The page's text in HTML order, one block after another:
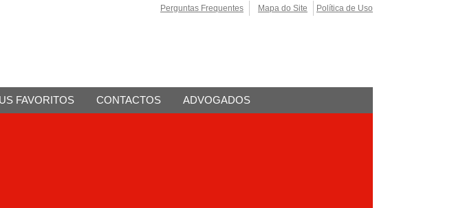
Perguntas Frequentes Mapa do Site Política de Uso
FAVORITOS CONTACTOS ADVOGADOS